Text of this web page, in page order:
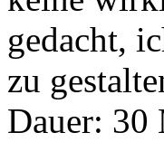
gedacht,
zu
Dauer: 30